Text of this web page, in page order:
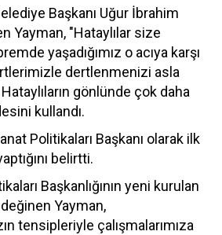
Başkanı Uğur İbrahim
Yayman, "Hataylılar size
yaşadığımız o acıya karşı
dertlenmenizi asla
gönlünde çok daha
kullandı.
Politikaları Başkanı olarak ilk
belirtti.
Başkanlığının yeni kurulan
Yayman,
tensipleriyle çalışmalarımıza